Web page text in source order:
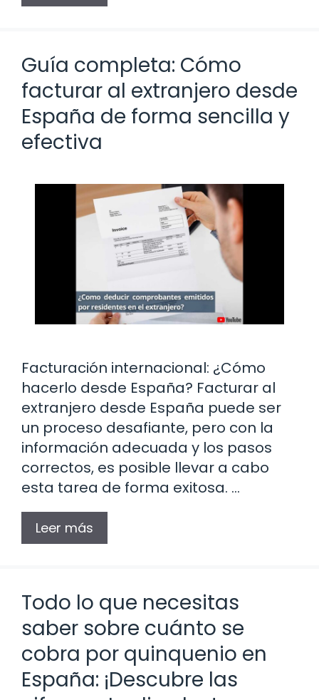
Guía completa: Cómo
facturar al extranjero desde
España de forma sencilla y
efectiva
Facturación internacional: ¿Cómo
hacerlo desde España? Facturar al
extranjero desde España puede ser
un proceso desafiante, pero con la
información adecuada y los pasos
correctos, es posible llevar a cabo
esta tarea de forma exitosa. …
Leer más
Todo lo que necesitas
saber sobre cuánto se
cobra por quinquenio en
España: ¡Descubre las